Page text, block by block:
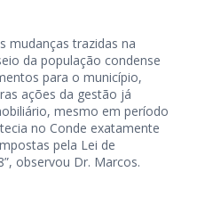
mudanças trazidas na
da população condense
para o município,
ações da gestão já
mesmo em período
no Conde exatamente
pela Lei de
observou Dr. Marcos.